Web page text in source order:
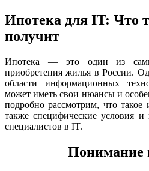
Ипотека для IT: Что
получит
Ипотека — это один из
приобретения жилья в России.
области информационных
может иметь свои нюансы и
подробно рассмотрим, что такое
также специфические условия
специалистов в IT.
Понимание